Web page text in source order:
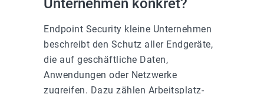
Unternehmen konkret?
Endpoint Security kleine Unternehmen
beschreibt den Schutz aller Endgeräte,
die auf geschäftliche Daten,
Anwendungen oder Netzwerke
zugreifen. Dazu zählen Arbeitsplatz-